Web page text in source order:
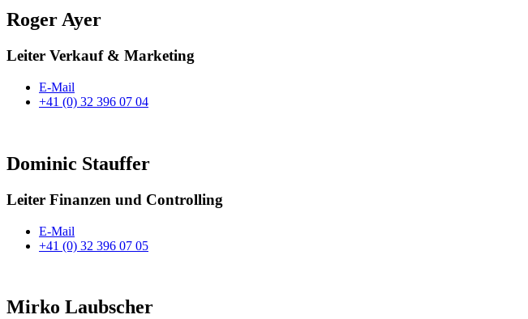
Roger Ayer
Leiter Verkauf & Marketing
E-Mail
+41 (0) 32 396 07 04
Dominic Stauffer
Leiter Finanzen und Controlling
E-Mail
+41 (0) 32 396 07 05
Mirko Laubscher